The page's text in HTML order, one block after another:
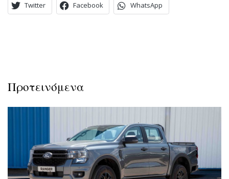
Twitter Facebook WhatsApp
Προτεινόμενα